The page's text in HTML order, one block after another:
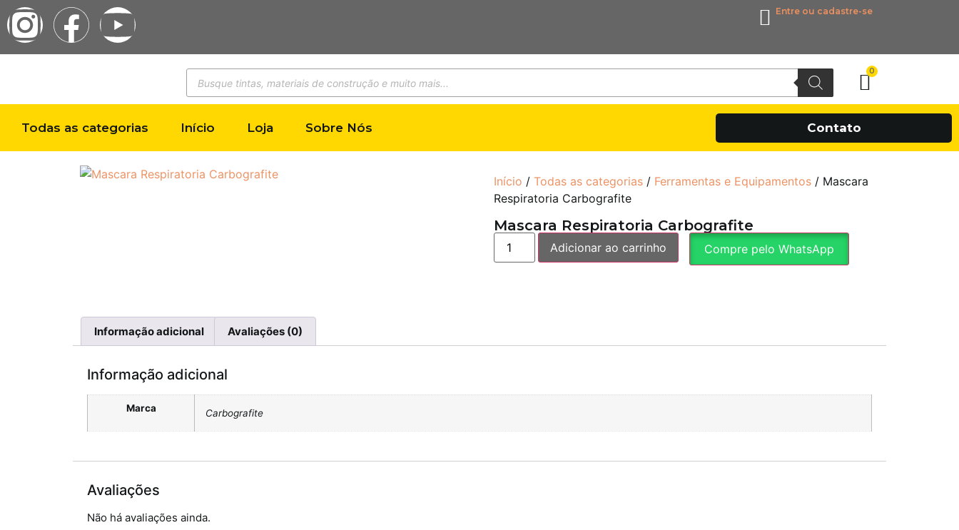
Entre ou cadastre-se
0
Todas as categorias Início Loja Sobre Nós Contato
Início / Todas as categorias / Ferramentas e Equipamentos / Mascara
Respiratoria Carbografite
Mascara Respiratoria Carbografite
Adicionar ao carrinho Compre pelo WhatsApp
Informação adicional Avaliações (0)
Informação adicional
Marca Carbografite
Avaliações
Não há avaliações ainda.